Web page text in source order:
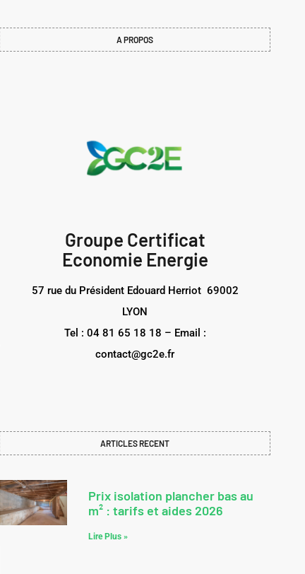
A PROPOS
Groupe Certificat
Economie Energie
57 rue du Président Edouard Herriot 69002
LYON
Tel : 04 81 65 18 18 – Email :
contact@gc2e.fr
ARTICLES RECENT
Prix isolation plancher bas au
m² : tarifs et aides 2026
Lire Plus »